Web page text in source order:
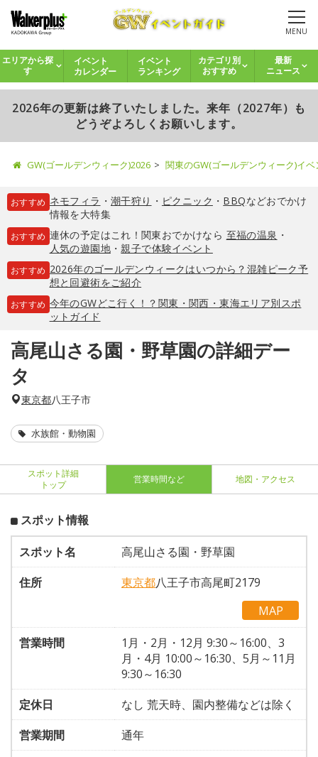
MENU
エリアから探
す
イベント
カレンダー
イベント
ランキング
カテゴリ別
おすすめ
最新
ニュース
2026年の更新は終了いたしました。来年（2027年）も
どうぞよろしくお願いします。
GW(ゴールデンウィーク)2026 関東のGW(ゴールデンウィーク)イ
おすすめ ネモフィラ ・ 潮干狩り ・ ピクニック ・ BBQなどおでかけ
情報を大特集
おすすめ 連休の予定はこれ！関東おでかけなら 至福の温泉 ・
人気の遊園地・親子で体験イベント
おすすめ 2026年のゴールデンウィークはいつから？混雑ピーク予
想と回避術をご紹介
おすすめ 今年のGWどこ行く！？関東・関西・東海エリア別スポ
ットガイド
高尾山さる園・野草園の詳細デー
タ
東京都八王子市
水族館・動物園
スポット詳細
トップ
営業時間など 地図・アクセス
スポット情報
スポット名
高尾山さる園・野草園
住所
東京都八王子市高尾町2179
MAP
営業時間
1月・2月・12月 9:30～16:00、3
月・4月 10:00～16:30、5月～11月
9:30～16:30
定休日
なし 荒天時、園内整備などは除く
営業期間
通年